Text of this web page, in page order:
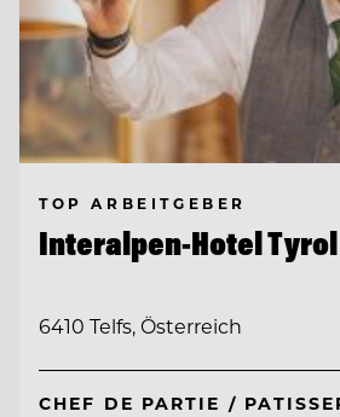
TOP ARBEITGEBER
Interalpen-Hotel Tyrol
6410 Telfs, Österreich
CHEF DE PARTIE /